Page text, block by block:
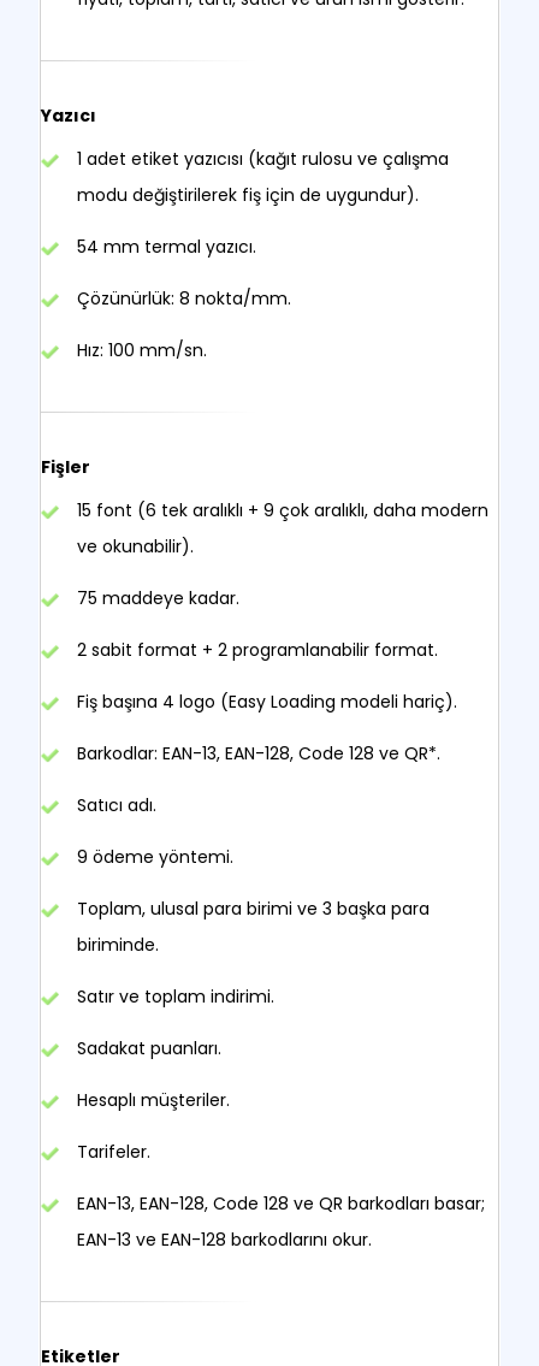
Yazıcı
1 adet etiket yazıcısı (kağıt rulosu ve çalışma
modu değiştirilerek fiş için de uygundur).
54 mm termal yazıcı.
Çözünürlük: 8 nokta/mm.
Hız: 100 mm/sn.
Fişler
15 font (6 tek aralıklı + 9 çok aralıklı, daha modern
ve okunabilir).
75 maddeye kadar.
2 sabit format + 2 programlanabilir format.
Fiş başına 4 logo (Easy Loading modeli hariç).
Barkodlar: EAN-13, EAN-128, Code 128 ve QR*.
Satıcı adı.
9 ödeme yöntemi.
Toplam, ulusal para birimi ve 3 başka para
biriminde.
Satır ve toplam indirimi.
Sadakat puanları.
Hesaplı müşteriler.
Tarifeler.
EAN-13, EAN-128, Code 128 ve QR barkodları basar;
EAN-13 ve EAN-128 barkodlarını okur.
Etiketler